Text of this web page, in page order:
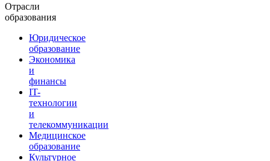
Отрасли
образования
Юридическое
образование
Экономика
и
финансы
IT-
технологии
и
телекоммуникации
Медицинское
образование
Культурное